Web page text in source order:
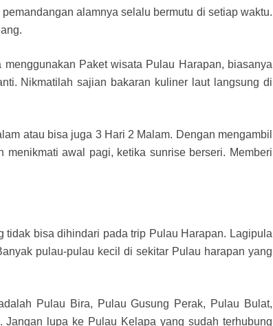
alamnya selalu bermutu di setiap waktu.
Paket wisata Pulau Harapan, biasanya
Nikmatilah sajian bakaran kuliner laut langsung di
atau bisa juga 3 Hari 2 Malam. Dengan mengambil
awal pagi, ketika sunrise berseri. Memberi
bisa dihindari pada trip Pulau Harapan. Lagipula
pulau-pulau kecil di sekitar Pulau harapan yang
Pulau Bira, Pulau Gusung Perak, Pulau Bulat,
lupa ke Pulau Kelapa yang sudah terhubung